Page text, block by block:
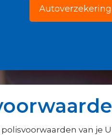
polisvoorwaarden van je